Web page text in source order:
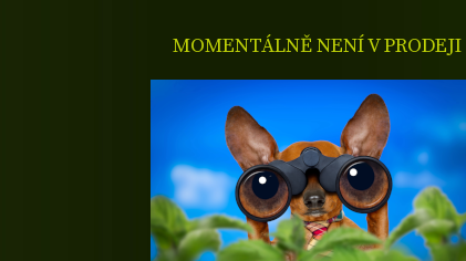
MOMENTÁLNĚ NENÍ V PRODEJI